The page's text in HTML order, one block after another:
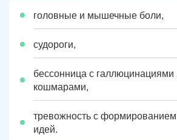
головные и мышечные боли,
судороги,
бессонница с
кошмарами,
тревожность с
идей.